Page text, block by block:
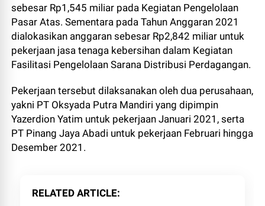
sebesar Rp1,545 miliar pada Kegiatan Pengelolaan
Pasar Atas. Sementara pada Tahun Anggaran 2021
dialokasikan anggaran sebesar Rp2,842 miliar untuk
pekerjaan jasa tenaga kebersihan dalam Kegiatan
Fasilitasi Pengelolaan Sarana Distribusi Perdagangan.
Pekerjaan tersebut dilaksanakan oleh dua perusahaan,
yakni PT Oksyada Putra Mandiri yang dipimpin
Yazerdion Yatim untuk pekerjaan Januari 2021, serta
PT Pinang Jaya Abadi untuk pekerjaan Februari hingga
Desember 2021.
RELATED ARTICLE